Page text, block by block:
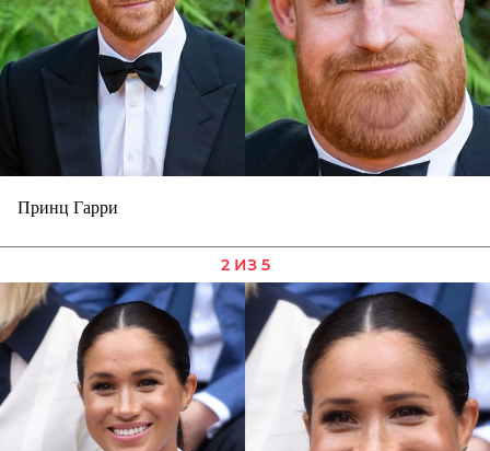
Принц Гарри
2 ИЗ 5